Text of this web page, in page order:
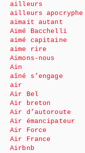
ailleurs
ailleurs apocryphe
aimait autant
Aimé Bacchelli
aimé capitaine
aime rire
Aimons-nous
Ain
aîné s’engage
air
Air Bel
Air breton
Air d’autoroute
Air émancipateur
Air Force
Air France
Airbnb